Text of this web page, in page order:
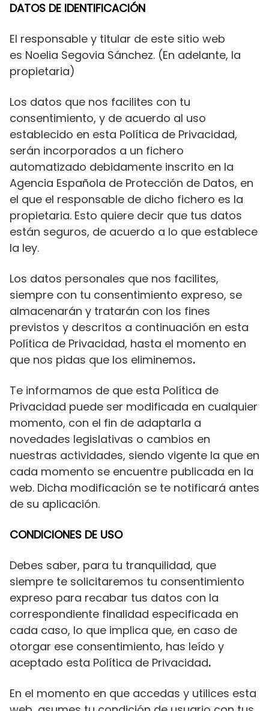
DATOS DE IDENTIFICACIÓN
El responsable y titular de este sitio web
es Noelia Segovia Sánchez. (En adelante, la
propietaria)
Los datos que nos facilites con tu
consentimiento, y de acuerdo al uso
establecido en esta Política de Privacidad,
serán incorporados a un fichero
automatizado debidamente inscrito en la
Agencia Española de Protección de Datos, en
el que el responsable de dicho fichero es la
propietaria. Esto quiere decir que tus datos
están seguros, de acuerdo a lo que establece
la ley.
Los datos personales que nos facilites,
siempre con tu consentimiento expreso, se
almacenarán y tratarán con los fines
previstos y descritos a continuación en esta
Política de Privacidad, hasta el momento en
que nos pidas que los eliminemos.
Te informamos de que esta Política de
Privacidad puede ser modificada en cualquier
momento, con el fin de adaptarla a
novedades legislativas o cambios en
nuestras actividades, siendo vigente la que en
cada momento se encuentre publicada en la
web. Dicha modificación se te notificará antes
de su aplicación.
CONDICIONES DE USO
Debes saber, para tu tranquilidad, que
siempre te solicitaremos tu consentimiento
expreso para recabar tus datos con la
correspondiente finalidad especificada en
cada caso, lo que implica que, en caso de
otorgar ese consentimiento, has leído y
aceptado esta Política de Privacidad.
En el momento en que accedas y utilices esta